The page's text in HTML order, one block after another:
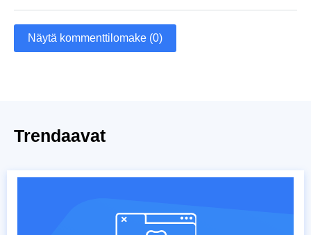
Näytä kommenttilomake (0)
Trendaavat